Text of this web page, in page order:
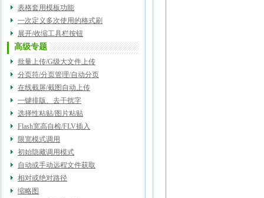
表格套用模板功能
一次定义多次使用的格式刷
展开/收缩工具栏按钮
高级专题
批量上传/G级大文件上传
分页符/分页管理/自动分页
在线截屏/截图自动上传
一键排版、去干扰字
选择性粘贴/图片粘贴
Flash宽高自检/FLV插入
限宽模式调用
初始隐藏调用模式
自动或手动远程文件获取
相对或绝对路径
缩略图